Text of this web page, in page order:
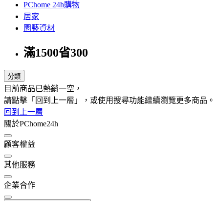
PChome 24h購物
居家
園藝資材
滿1500省300
分類
目前商品已熱銷一空，
請點擊「回到上一層」，或使用搜尋功能繼續瀏覽更多商品。
回到上一層
關於PChome24h
顧客權益
其他服務
企業合作